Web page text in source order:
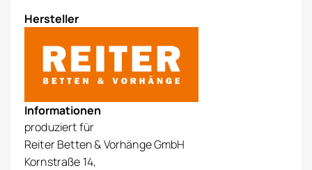
Hersteller
Informationen
produziert für
Reiter Betten & Vorhänge GmbH
Kornstraße 14,